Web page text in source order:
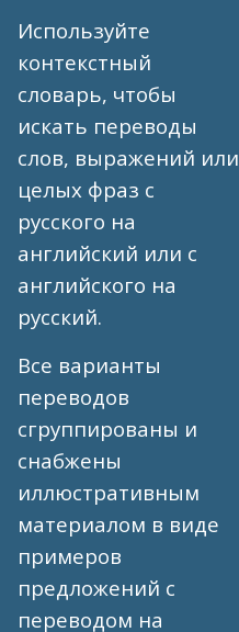
Используйте
контекстный
словарь, чтобы
искать переводы
слов, выражений или
целых фраз с
русского на
английский или с
английского на
русский.
Все варианты
переводов
сгруппированы и
снабжены
иллюстративным
материалом в виде
примеров
предложений с
переводом на